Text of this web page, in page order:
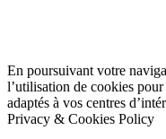
En poursuivant votre
l’utilisation de cookies
adaptés à vos centres
Privacy & Cookies Policy